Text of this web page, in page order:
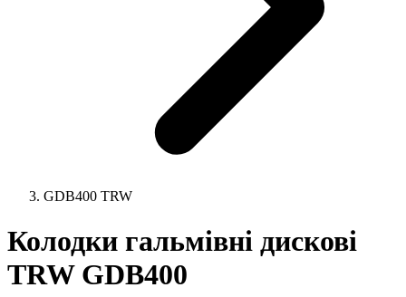
GDB400 TRW
Колодки гальмівні дискові
TRW GDB400